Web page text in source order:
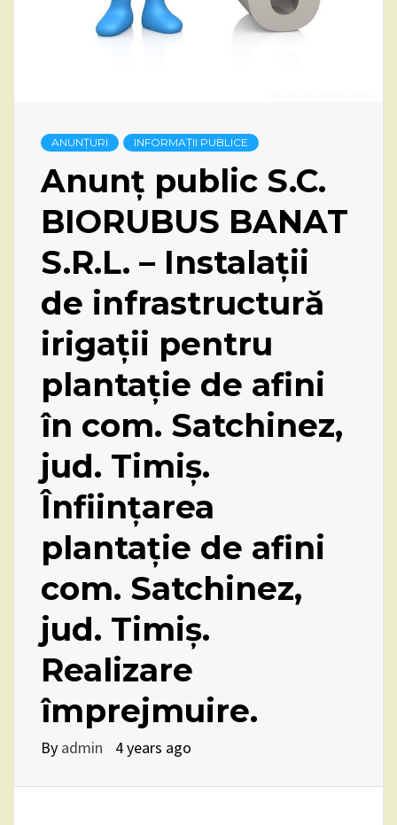
ANUNȚURI INFORMAȚII PUBLICE
Anunț public S.C.
BIORUBUS BANAT
S.R.L. – Instalații
de infrastructură
irigații pentru
plantație de afini
în com. Satchinez,
jud. Timiș.
Înființarea
plantație de afini
com. Satchinez,
jud. Timiș.
Realizare
împrejmuire.
By admin 4 years ago